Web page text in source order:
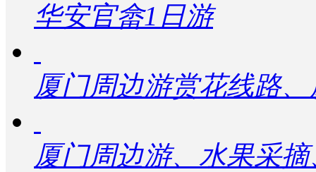
华安官畲1日游
厦门周边游赏花线路
厦门周边游、水果采